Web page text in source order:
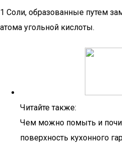
1 Соли, образованные путем
атома угольной кислоты.
Читайте также:
Чем можно помыть и
поверхность кухонного